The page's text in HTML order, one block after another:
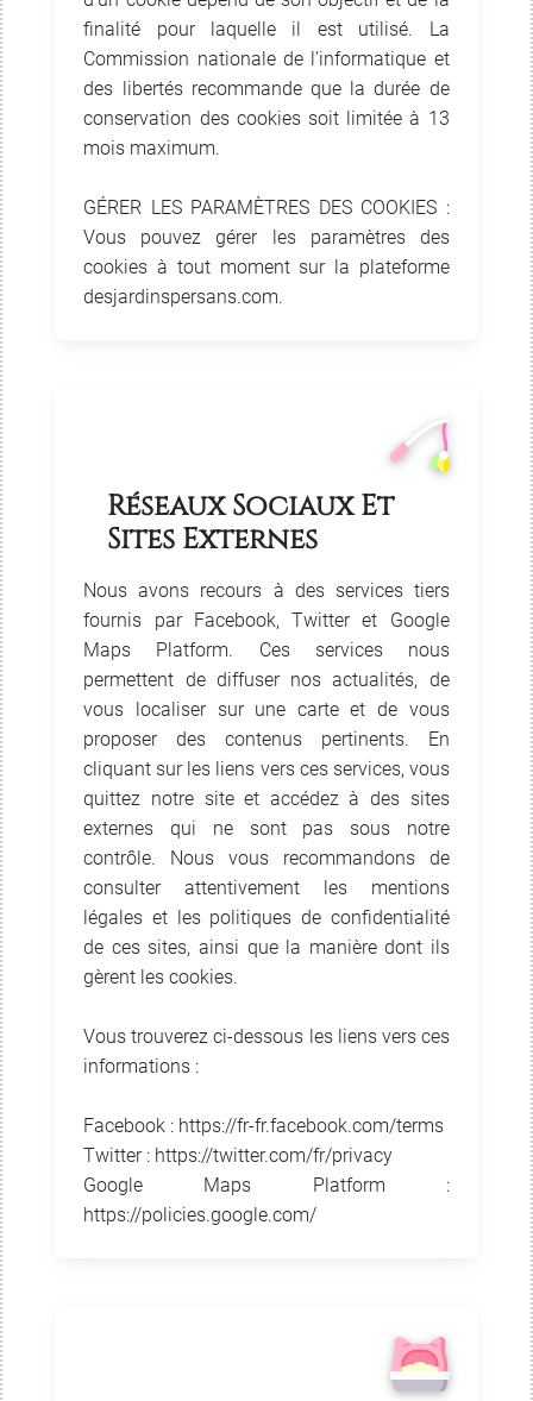
finalité pour laquelle il est utilisé. La
Commission nationale de l’informatique et
des libertés recommande que la durée de
conservation des cookies soit limitée à 13
mois maximum.
GÉRER LES PARAMÈTRES DES COOKIES :
Vous pouvez gérer les paramètres des
cookies à tout moment sur la plateforme
desjardinspersans.com.
Réseaux Sociaux Et
Sites Externes
Nous avons recours à des services tiers
fournis par Facebook, Twitter et Google
Maps Platform. Ces services nous
permettent de diffuser nos actualités, de
vous localiser sur une carte et de vous
proposer des contenus pertinents. En
cliquant sur les liens vers ces services, vous
quittez notre site et accédez à des sites
externes qui ne sont pas sous notre
contrôle. Nous vous recommandons de
consulter attentivement les mentions
légales et les politiques de confidentialité
de ces sites, ainsi que la manière dont ils
gèrent les cookies.
Vous trouverez ci-dessous les liens vers ces
informations :
Facebook : https://fr-fr.facebook.com/terms
Twitter : https://twitter.com/fr/privacy
Google Maps Platform :
https://policies.google.com/